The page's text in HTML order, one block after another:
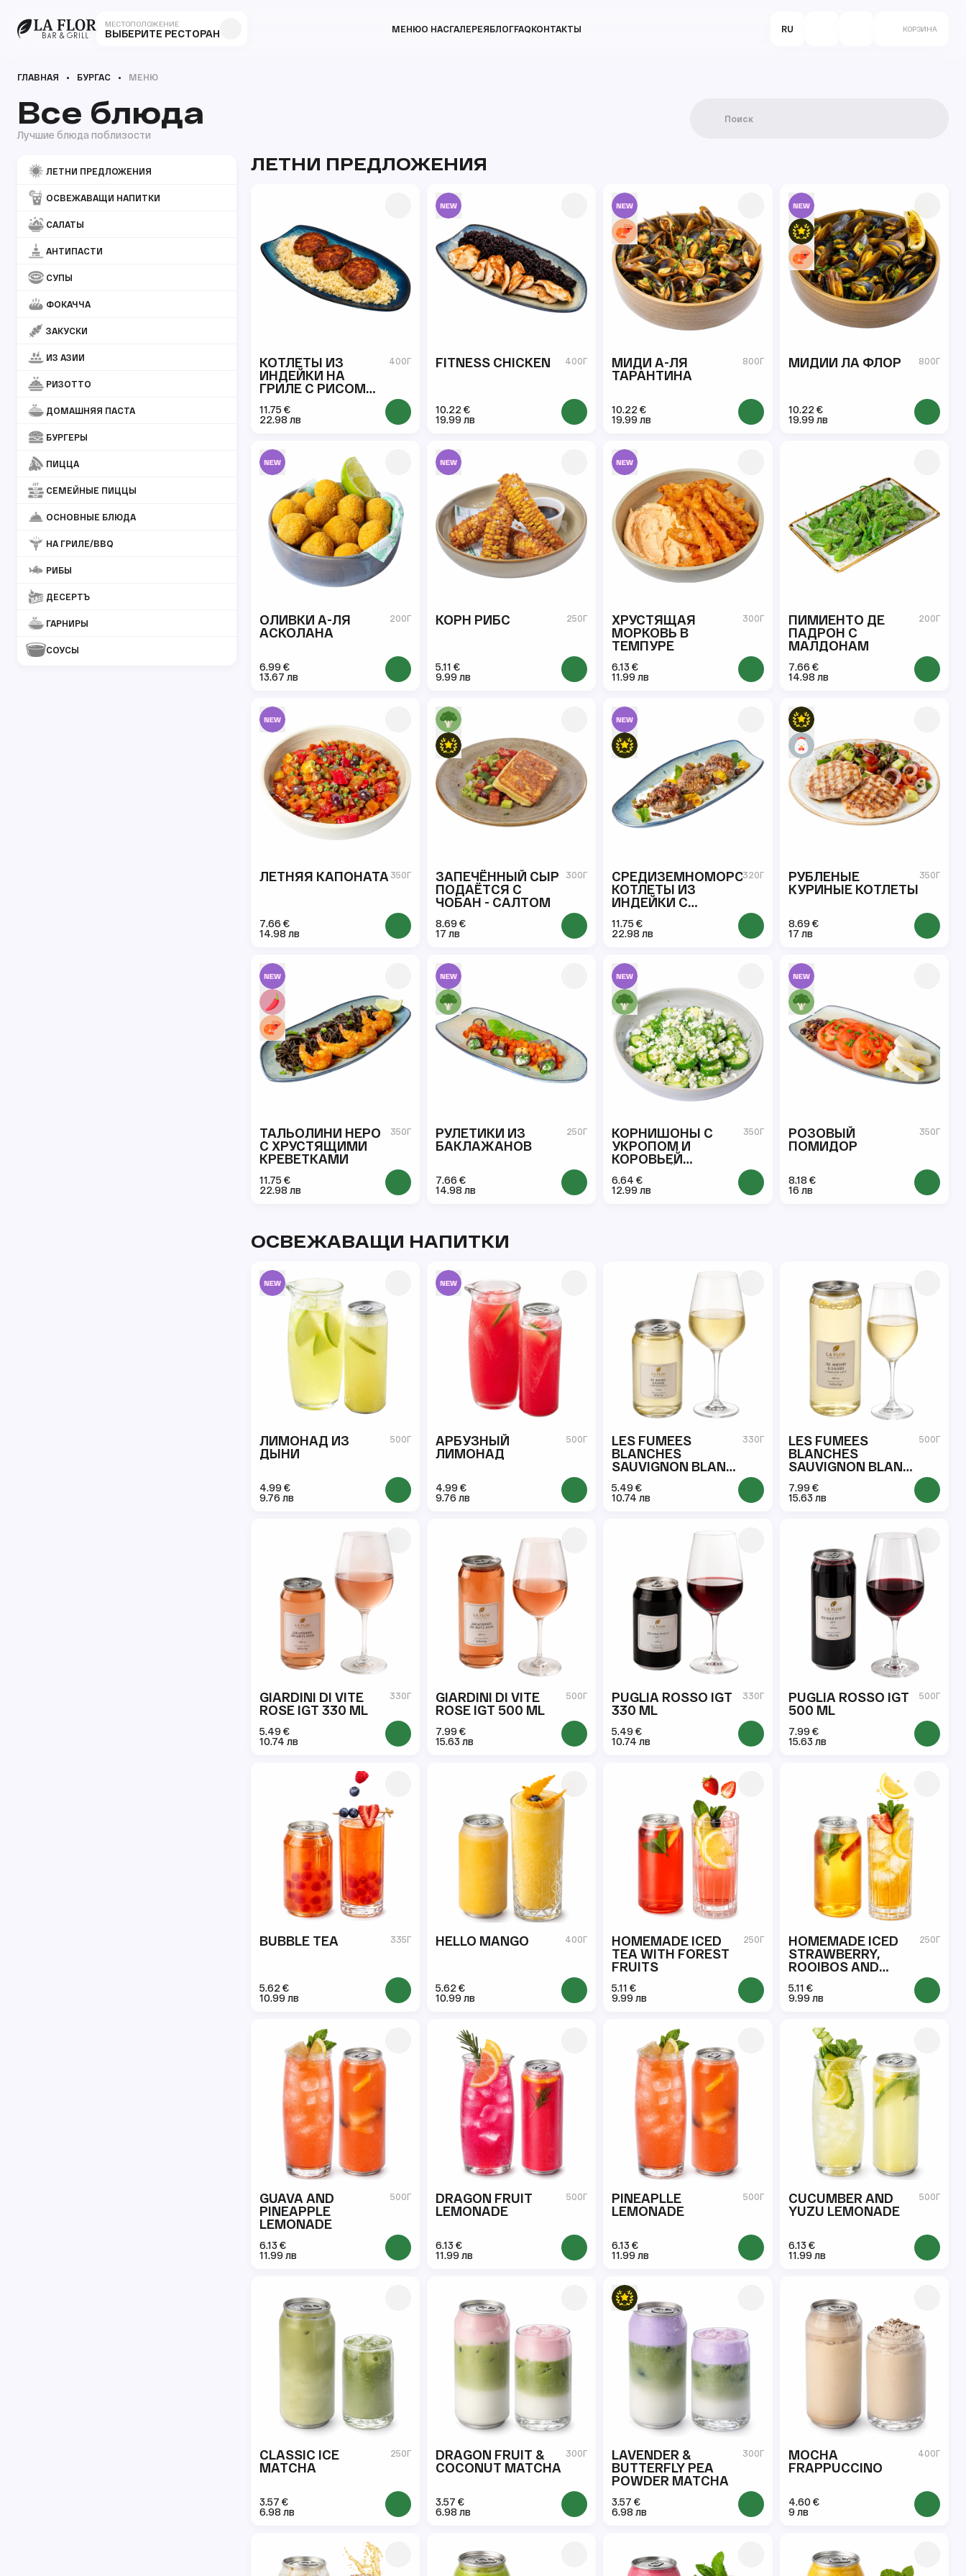
МЕСТОПОЛОЖЕНИЕ
ВЫБЕРИТЕ РЕСТОРАН МЕНЮО НАСГАЛЕРЕЯБЛОГFAQКОНТАКТЫ RU КОРЗИНА
ГЛАВНАЯ БУРГАС МЕНЮ
Все блюда
Лучшие блюда поблизости
Поиск
ЛЕТНИ ПРЕДЛОЖЕНИЯ
ОСВЕЖАВАЩИ НАПИТКИ
САЛАТЫ
АНТИПАСТИ
СУПЫ
ФОКАЧЧА
ЗАКУСКИ
ИЗ АЗИИ
РИЗОТТО
ДОМАШНЯЯ ПАСТА
БУРГЕРЫ
ПИЦЦА
СЕМЕЙНЫЕ ПИЦЦЫ
ОСНОВНЫЕ БЛЮДА
НА ГРИЛЕ/BBQ
РИБЫ
ДЕСЕРТЪ
ГАРНИРЫ
СОУСЫ
ЛЕТНИ ПРЕДЛОЖЕНИЯ
КОТЛЕТЫ ИЗ
ИНДЕЙКИ НА
ГРИЛЕ С РИСОМ
400Г
11.75 €
22.98 лв
FITNESS CHICKEN 400Г
10.22 €
19.99 лв
МИДИ А-ЛЯ
ТАРАНТИНА
800Г
10.22 €
19.99 лв
МИДИИ ЛА ФЛОР 800Г
10.22 €
19.99 лв
ОЛИВКИ А-ЛЯ
АСКОЛАНА
200Г
6.99 €
13.67 лв
КОРН РИБС 250Г
5.11 €
9.99 лв
ХРУСТЯЩАЯ
МОРКОВЬ В
ТЕМПУРЕ
300Г
6.13 €
11.99 лв
ПИМИЕНТО ДЕ
ПАДРОН С
МАЛДОНАМ
200Г
7.66 €
14.98 лв
ЛЕТНЯЯ КАПОНАТА 350Г
7.66 €
14.98 лв
ЗАПЕЧЁННЫЙ СЫР
ПОДАЁТСЯ С
ЧОБАН - САЛТОМ
300Г
8.69 €
17 лв
СРЕДИЗЕМНОМОРСКИЕ
КОТЛЕТЫ ИЗ
ИНДЕЙКИ С
320Г
11.75 €
22.98 лв
РУБЛЕНЫЕ
КУРИНЫЕ КОТЛЕТЫ
350Г
8.69 €
17 лв
ТАЛЬОЛИНИ НЕРО
С ХРУСТЯЩИМИ
КРЕВЕТКАМИ
350Г
11.75 €
22.98 лв
РУЛЕТИКИ ИЗ
БАКЛАЖАНОВ
250Г
7.66 €
14.98 лв
КОРНИШОНЫ С
УКРОПОМ И
КОРОВЬЕЙ
350Г
6.64 €
12.99 лв
РОЗОВЫЙ
ПОМИДОР
350Г
8.18 €
16 лв
ОСВЕЖАВАЩИ НАПИТКИ
ЛИМОНАД ИЗ
ДЫНИ
500Г
4.99 €
9.76 лв
АРБУЗНЫЙ
ЛИМОНАД
500Г
4.99 €
9.76 лв
LES FUMEES
BLANCHES
SAUVIGNON BLANC
330Г
5.49 €
10.74 лв
LES FUMEES
BLANCHES
SAUVIGNON BLANC
500Г
7.99 €
15.63 лв
GIARDINI DI VITE
ROSE IGT 330 ML
330Г
5.49 €
10.74 лв
GIARDINI DI VITE
ROSE IGT 500 ML
500Г
7.99 €
15.63 лв
PUGLIA ROSSO IGT
330 ML
330Г
5.49 €
10.74 лв
PUGLIA ROSSO IGT
500 ML
500Г
7.99 €
15.63 лв
BUBBLE TEA 335Г
5.62 €
10.99 лв
HELLO MANGO 400Г
5.62 €
10.99 лв
HOMEMADE ICED
TEA WITH FOREST
FRUITS
250Г
5.11 €
9.99 лв
HOMEMADE ICED
STRAWBERRY,
ROOIBOS AND
250Г
5.11 €
9.99 лв
GUAVA AND
PINEAPPLE
LEMONADE
500Г
6.13 €
11.99 лв
DRAGON FRUIT
LEMONADE
500Г
6.13 €
11.99 лв
PINEAPLLE
LEMONADE
500Г
6.13 €
11.99 лв
CUCUMBER AND
YUZU LEMONADE
500Г
6.13 €
11.99 лв
CLASSIC ICE
MATCHA
250Г
3.57 €
6.98 лв
DRAGON FRUIT &
COCONUT MATCHA
300Г
3.57 €
6.98 лв
LAVENDER &
BUTTERFLY PEA
POWDER MATCHA
300Г
3.57 €
6.98 лв
MOCHA
FRAPPUCCINO
400Г
4.60 €
9 лв